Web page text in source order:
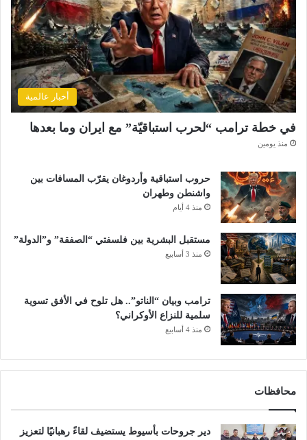
أخبار عالمية
في خطة ترامب “لحرب استباقيّة” مع ايران وما بعدها
منذ يومين
حروب استباقية وأردوغان يقرّب المسافات بين
واشنطن وطهران
منذ 4 أيام
مستقبل البشرية بين فلسفتي “الصفقة” و”الدولة”
منذ 3 أسابيع
ترامب وبيان “الناتو”.. هل تلوح في الأفق تسوية
سلمية للنزاع الأوكراني؟
منذ 4 أسابيع
محافظات
دير جروحات بأسيوط يستضيف لقاءً رهبانيًا لتعزيز